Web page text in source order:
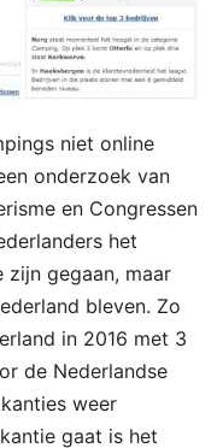
niet online
onderzoek van
en Congressen
het
gegaan, maar
bleven. Zo
in 2016 met 3
de Nederlandse
weer
gaat is het